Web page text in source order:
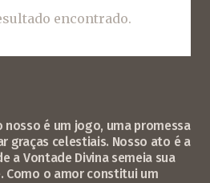
encontrado.
nosso é um jogo, uma promessa
graças celestiais. Nosso ato é a
a Vontade Divina semeia sua
Como o amor constitui um